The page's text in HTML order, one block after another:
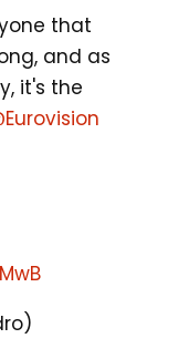
that
and as
it's the